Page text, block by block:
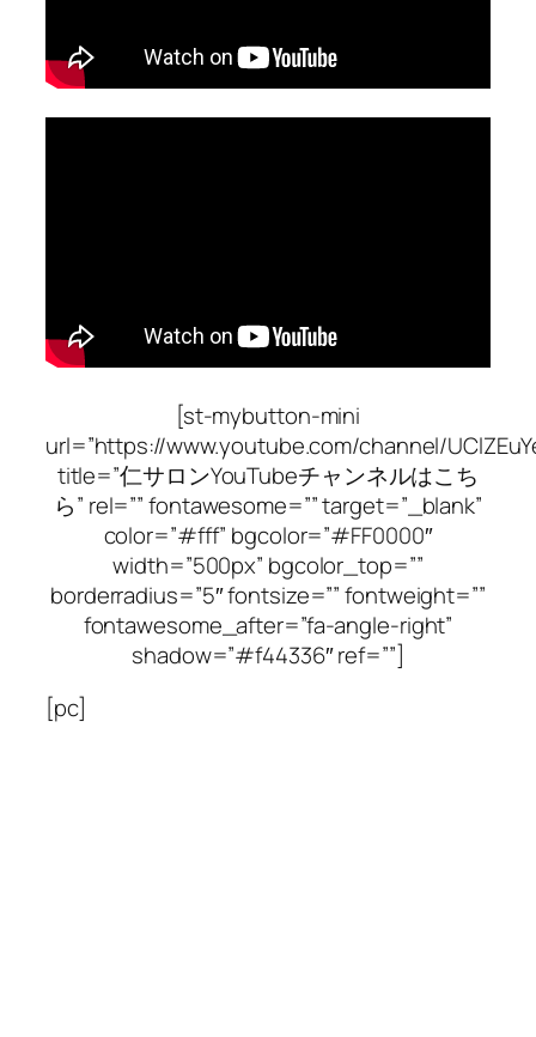
[st-mybutton-mini
url=”https://www.youtube.com/channel/
title=”仁サロンYouTubeチャンネルはこち
ら” rel=”” fontawesome=”” target=”_blank”
color=”#fff” bgcolor=”#FF0000″
width=”500px” bgcolor_top=””
borderradius=”5″ fontsize=”” fontweight=””
fontawesome_after=”fa-angle-right”
shadow=”#f44336″ ref=””]
[pc]